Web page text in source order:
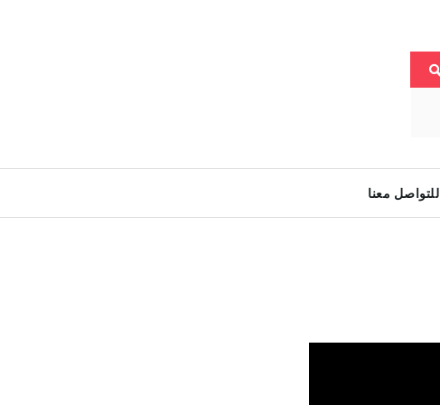
للتواصل معنا